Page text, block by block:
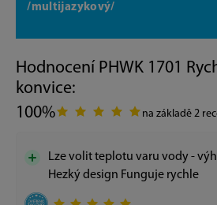
/multijazykový/
Hodnocení PHWK 1701
konvice:
100%
na základě 2
Lze volit teplotu varu vody -
Hezký design Funguje rychle